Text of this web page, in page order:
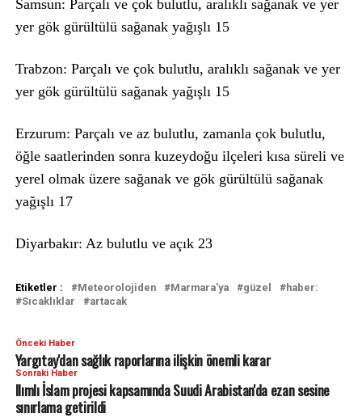
Samsun: Parçalı ve çok bulutlu, aralıklı sağanak ve yer
yer gök gürültülü sağanak yağışlı 15
Trabzon: Parçalı ve çok bulutlu, aralıklı sağanak ve yer
yer gök gürültülü sağanak yağışlı 15
Erzurum: Parçalı ve az bulutlu, zamanla çok bulutlu,
öğle saatlerinden sonra kuzeydoğu ilçeleri kısa süreli ve
yerel olmak üzere sağanak ve gök gürültülü sağanak
yağışlı 17
Diyarbakır: Az bulutlu ve açık 23
Etiketler : Meteorolojiden Marmara'ya güzel
haber:
Sıcaklıklar
artacak
Önceki Haber
Yargıtay'dan sağlık raporlarına ilişkin önemli karar
Sonraki Haber
Ilımlı İslam projesi kapsamında Suudi Arabistan'da ezan sesine
sınırlama getirildi